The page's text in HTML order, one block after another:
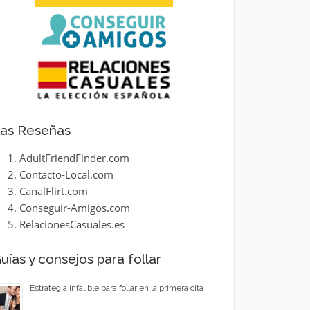
Reseñas
AdultFriendFinder.com
Contacto-Local.com
CanalFlirt.com
Conseguir-Amigos.com
RelacionesCasuales.es
y consejos para follar
Estrategia infalible para follar en la primera cita